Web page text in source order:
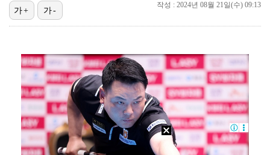
"우산으로 때려"vs"그런 적 없다"…23기 부부 엇갈…
청문회부터 압수수색·심판 성접대 의혹까지…월드컵 탈락이…
박문성 "축구협회 성접대 의혹? 사실이면 국제 망신…사…
"기분 맞춰주려고" 축구협회, 외국인 심판 성접대 의혹…
폭로자 "황정민, 본인 말에 책임져야…내가 사생활에 초…
작성 : 2024년 08월 21일(수) 09:13
가+ 가-